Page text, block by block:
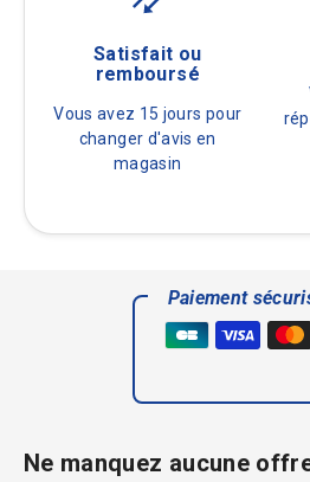
Satisfait ou
remboursé
Vous avez 15 jours pour
changer d'avis en
magasin
Paiement
Ne manquez aucune